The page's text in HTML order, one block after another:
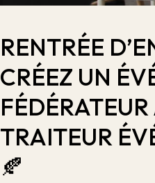
RENTRÉE
CRÉEZ UN
TRAITEUR
🍂